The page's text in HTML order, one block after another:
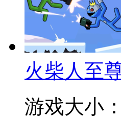
火柴人至
游戏大小：